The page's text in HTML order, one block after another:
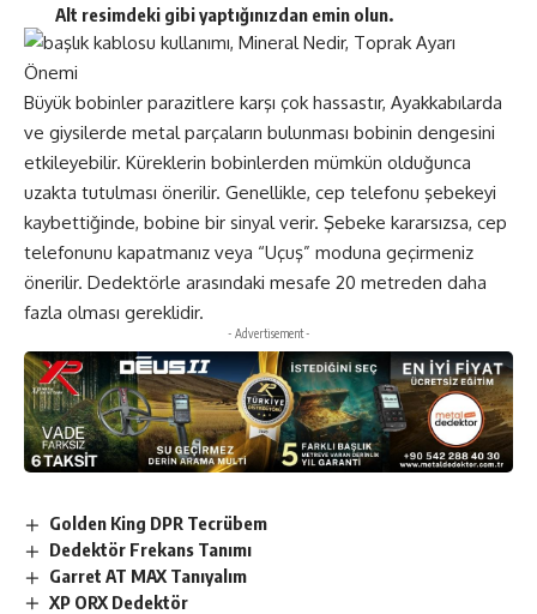
Alt resimdeki gibi yaptığınızdan emin olun.
Büyük bobinler parazitlere karşı çok hassastır, Ayakkabılarda
ve giysilerde metal parçaların bulunması bobinin dengesini
etkileyebilir. Küreklerin bobinlerden mümkün olduğunca
uzakta tutulması önerilir. Genellikle, cep telefonu şebekeyi
kaybettiğinde, bobine bir sinyal verir. Şebeke kararsızsa, cep
telefonunu kapatmanız veya “Uçuş” moduna geçirmeniz
önerilir. Dedektörle arasındaki mesafe 20 metreden daha
fazla olması gereklidir.
- Advertisement -
Golden King DPR Tecrübem
Dedektör Frekans Tanımı
Garret AT MAX Tanıyalım
XP ORX Dedektör